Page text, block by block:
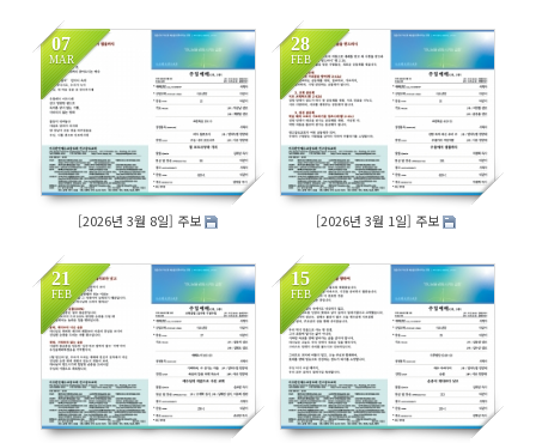
07
MAR
164
[2026년 3월 8일] 주보
28
FEB
176
[2026년 3월 1일] 주보
21
FEB
180
15
FEB
158